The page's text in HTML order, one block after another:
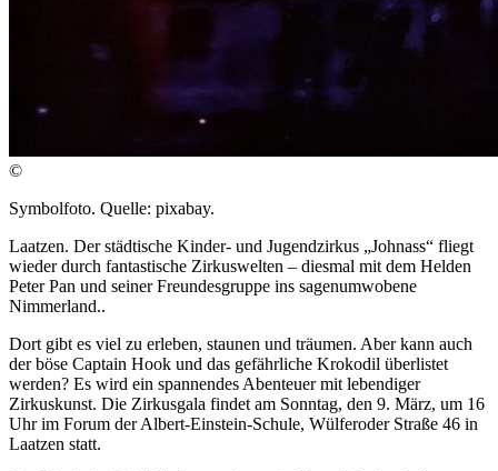
©
Symbolfoto. Quelle: pixabay.
Laatzen. Der städtische Kinder- und Jugendzirkus „Johnass“ fliegt
wieder durch fantastische Zirkuswelten – diesmal mit dem Helden
Peter Pan und seiner Freundesgruppe ins sagenumwobene
Nimmerland..
Dort gibt es viel zu erleben, staunen und träumen. Aber kann auch
der böse Captain Hook und das gefährliche Krokodil überlistet
werden? Es wird ein spannendes Abenteuer mit lebendiger
Zirkuskunst. Die Zirkusgala findet am Sonntag, den 9. März, um 16
Uhr im Forum der Albert-Einstein-Schule, Wülferoder Straße 46 in
Laatzen statt.